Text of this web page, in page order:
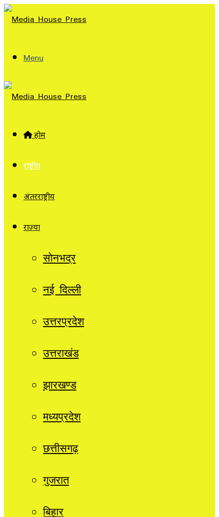
Menu
होम
राष्ट्रीय
अंतरराष्ट्रीय
राज्यों
सोनभद्र
नई दिल्ली
उत्तरप्रदेश
उत्तराखंड
झारखण्ड
मध्यप्रदेश
छत्तीसगढ़
गुजरात
बिहार